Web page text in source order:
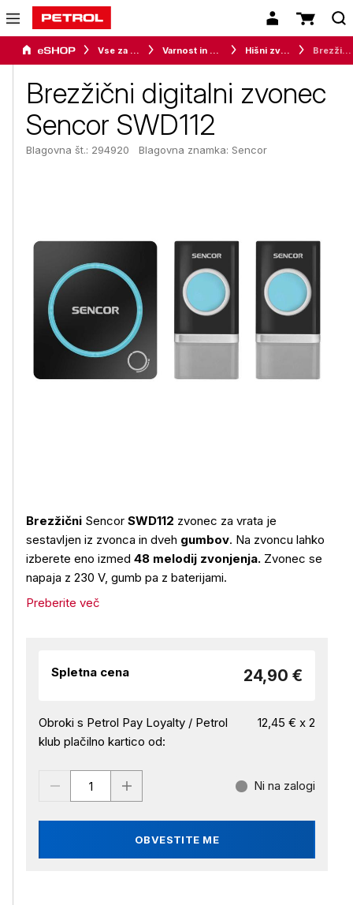
Vse za dom Varnost in nadzor Hišni zvonci
Brezžični digitalni zvonec
Sencor SWD112
Blagovna št.: 294920 Blagovna znamka: Sencor
Brezžični Sencor SWD112 zvonec za vrata je
sestavljen iz zvonca in dveh gumbov. Na zvoncu lahko
izberete eno izmed 48 melodij zvonjenja. Zvonec se
napaja z 230 V, gumb pa z baterijami.
Preberite več
Spletna cena 24,90 €
Obroki s Petrol Pay Loyalty / Petrol
klub plačilno kartico od:
12,45 € x 2
OBVESTITE ME
Ni na zalogi